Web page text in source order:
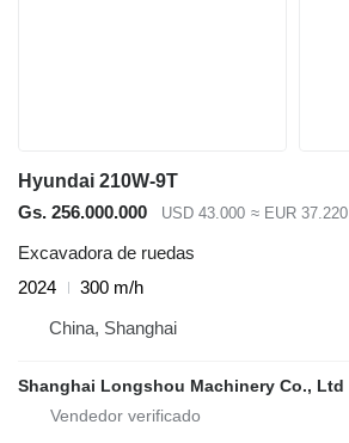
Hyundai 210W-9T
Gs. 256.000.000
USD 43.000 ≈ EUR 37.220
Excavadora de ruedas
2024
300 m/h
China, Shanghai
Shanghai Longshou Machinery Co., Ltd